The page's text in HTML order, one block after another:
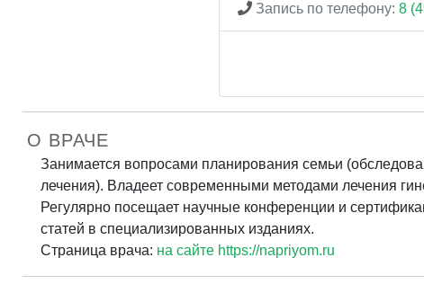
Запись по телефону: 8
О ВРАЧЕ
Занимается вопросами планирования семьи
лечения). Владеет современными методами лечения
Регулярно посещает научные конференции и
статей в специализированных изданиях.
Страница врача: на сайте https://napriyom.ru